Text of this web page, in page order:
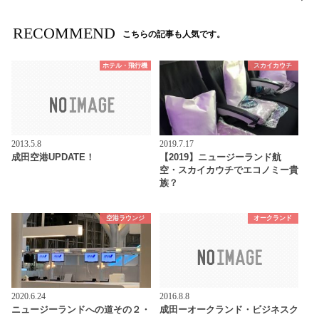
RECOMMEND こちらの記事も人気です。
ホテル・飛行機
2013.5.8
成田空港UPDATE！
スカイカウチ
2019.7.17
【2019】ニュージーランド航
空・スカイカウチでエコノミー貴
族？
空港ラウンジ
2020.6.24
ニュージーランドへの道その２・
オークランド
2016.8.8
成田ーオークランド・ビジネスク